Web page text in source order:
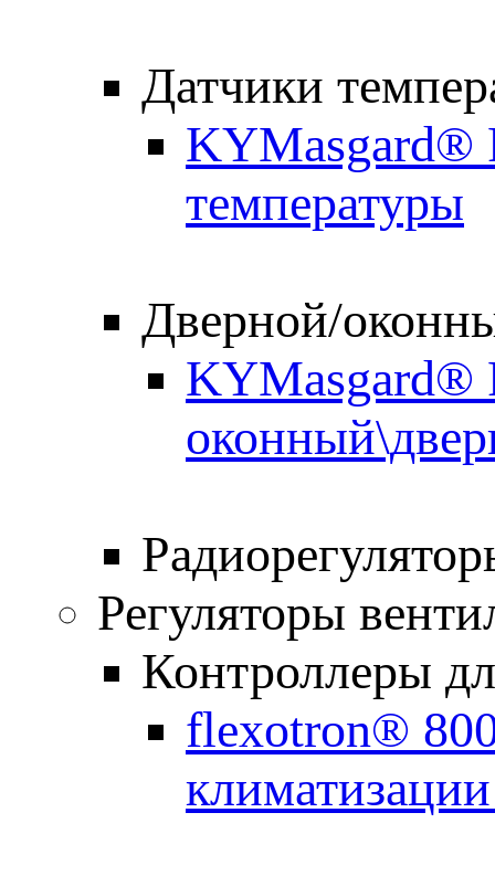
Датчики
KYMasgard®
температуры
Дверной/
KYMasgard®
Регуляторы
Контроллеры
flexotron®